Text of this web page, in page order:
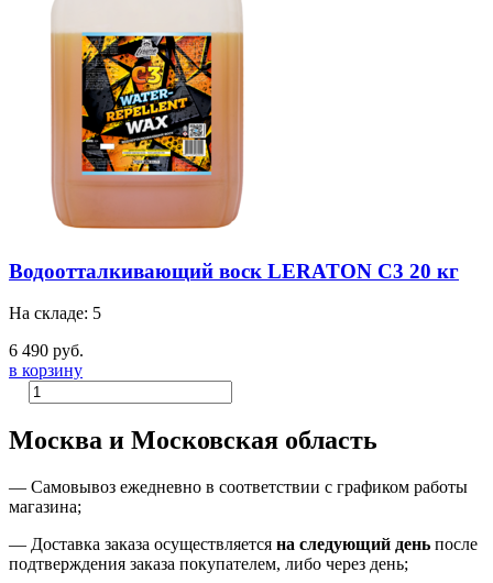
Водоотталкивающий воск LERATON C3 20 кг
На складе: 5
6 490 руб.
в корзину
Москва и Московская область
— Самовывоз ежедневно в соответствии с графиком работы
магазина;
— Доставка заказа осуществляется на следующий день после
подтверждения заказа покупателем, либо через день;